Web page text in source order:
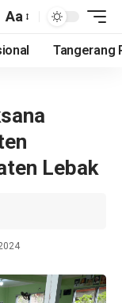
Aa
Tangerang
Lebak